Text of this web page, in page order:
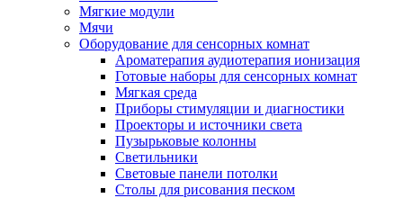
Мягкие модули
Мячи
Оборудование для сенсорных комнат
Ароматерапия аудиотерапия ионизация
Готовые наборы для сенсорных комнат
Мягкая среда
Приборы стимуляции и диагностики
Проекторы и источники света
Пузырьковые колонны
Светильники
Световые панели потолки
Столы для рисования песком